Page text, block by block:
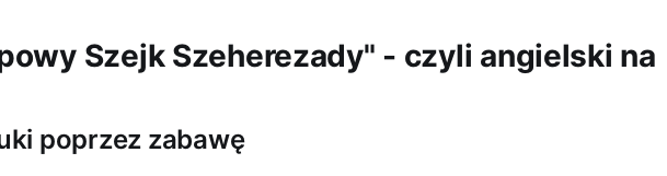
Szejk Szeherezady" - czyli angielski na
poprzez zabawę